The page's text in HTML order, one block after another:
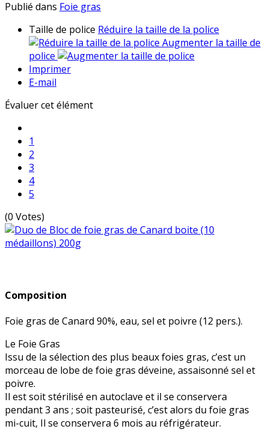
Publié dans Foie gras
Taille de police Réduire la taille de la police
Augmenter la taille de
police
Imprimer
E-mail
Évaluer cet élément
1
2
3
4
5
(0 Votes)
Composition
Foie gras de Canard 90%, eau, sel et poivre (12 pers.).
Le Foie Gras
Issu de la sélection des plus beaux foies gras, c’est un
morceau de lobe de foie gras déveine, assaisonné sel et
poivre.
Il est soit stérilisé en autoclave et il se conservera
pendant 3 ans ; soit pasteurisé, c’est alors du foie gras
mi-cuit, Il se conservera 6 mois au réfrigérateur.